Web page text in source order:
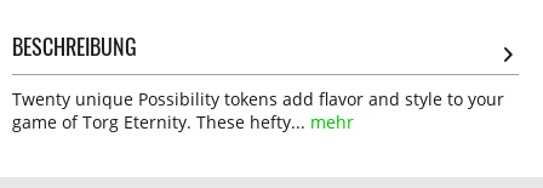
BESCHREIBUNG
Twenty unique Possibility tokens add flavor and style to your
game of Torg Eternity. These hefty... mehr